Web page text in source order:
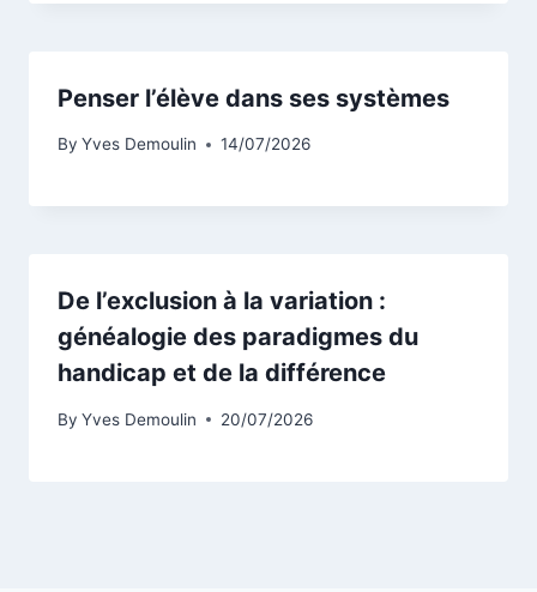
Penser l’élève dans ses systèmes
By Yves Demoulin 14/07/2026
De l’exclusion à la variation :
généalogie des paradigmes du
handicap et de la différence
By Yves Demoulin 20/07/2026